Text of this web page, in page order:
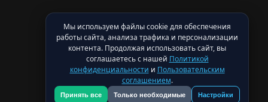
Мы используем файлы cookie для обеспечения
работы сайта, анализа трафика и персонализации
контента. Продолжая использовать сайт, вы
соглашаетесь с нашей Политикой
конфиденциальности и Пользовательским
соглашением.
Принять все Только необходимые Настройки